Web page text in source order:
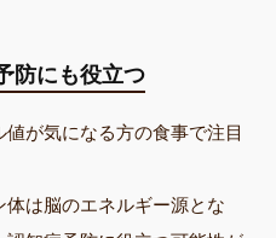
防にも役立つ
が気になる方の食事で注目
は脳のエネルギー源とな